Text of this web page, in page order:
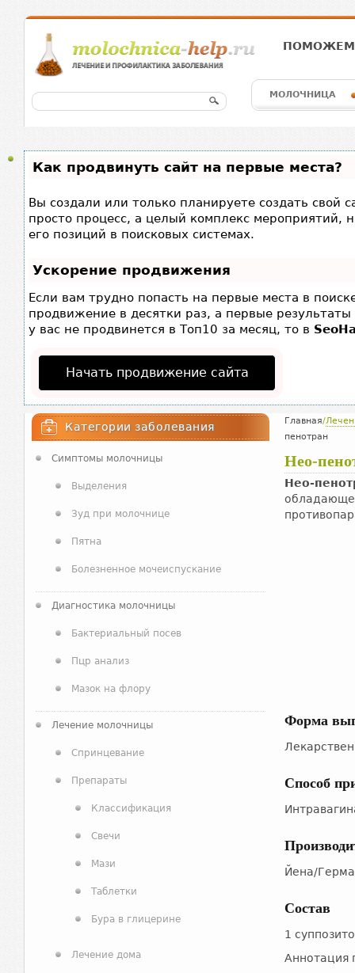
ПОМОЖЕМ
МОЛОЧНИЦА
Как продвинуть сайт на первые места?
Вы создали или только планируете создать свой
просто процесс, а целый комплекс
его позиций в поисковых системах.
Ускорение продвижения
Если вам трудно попасть на первые места в
продвижение в десятки раз, а первые
у вас не продвинется в Топ10 за месяц, то в
Начать продвижение сайта
Категории заболевания
Симптомы молочницы
Выделения
Зуд при молочнице
Пятна
Болезненное мочеиспускание
Диагностика молочницы
Бактериальный посев
Пцр анализ
Мазок на флору
Лечение молочницы
Спринцевание
Препараты
Классификация
Свечи
Мази
Таблетки
Бура в глицерине
Лечение дома
Главная/
пенотран
Нео-
Нео-
Форма
Способ
Йена/
Состав
1
Аннотация